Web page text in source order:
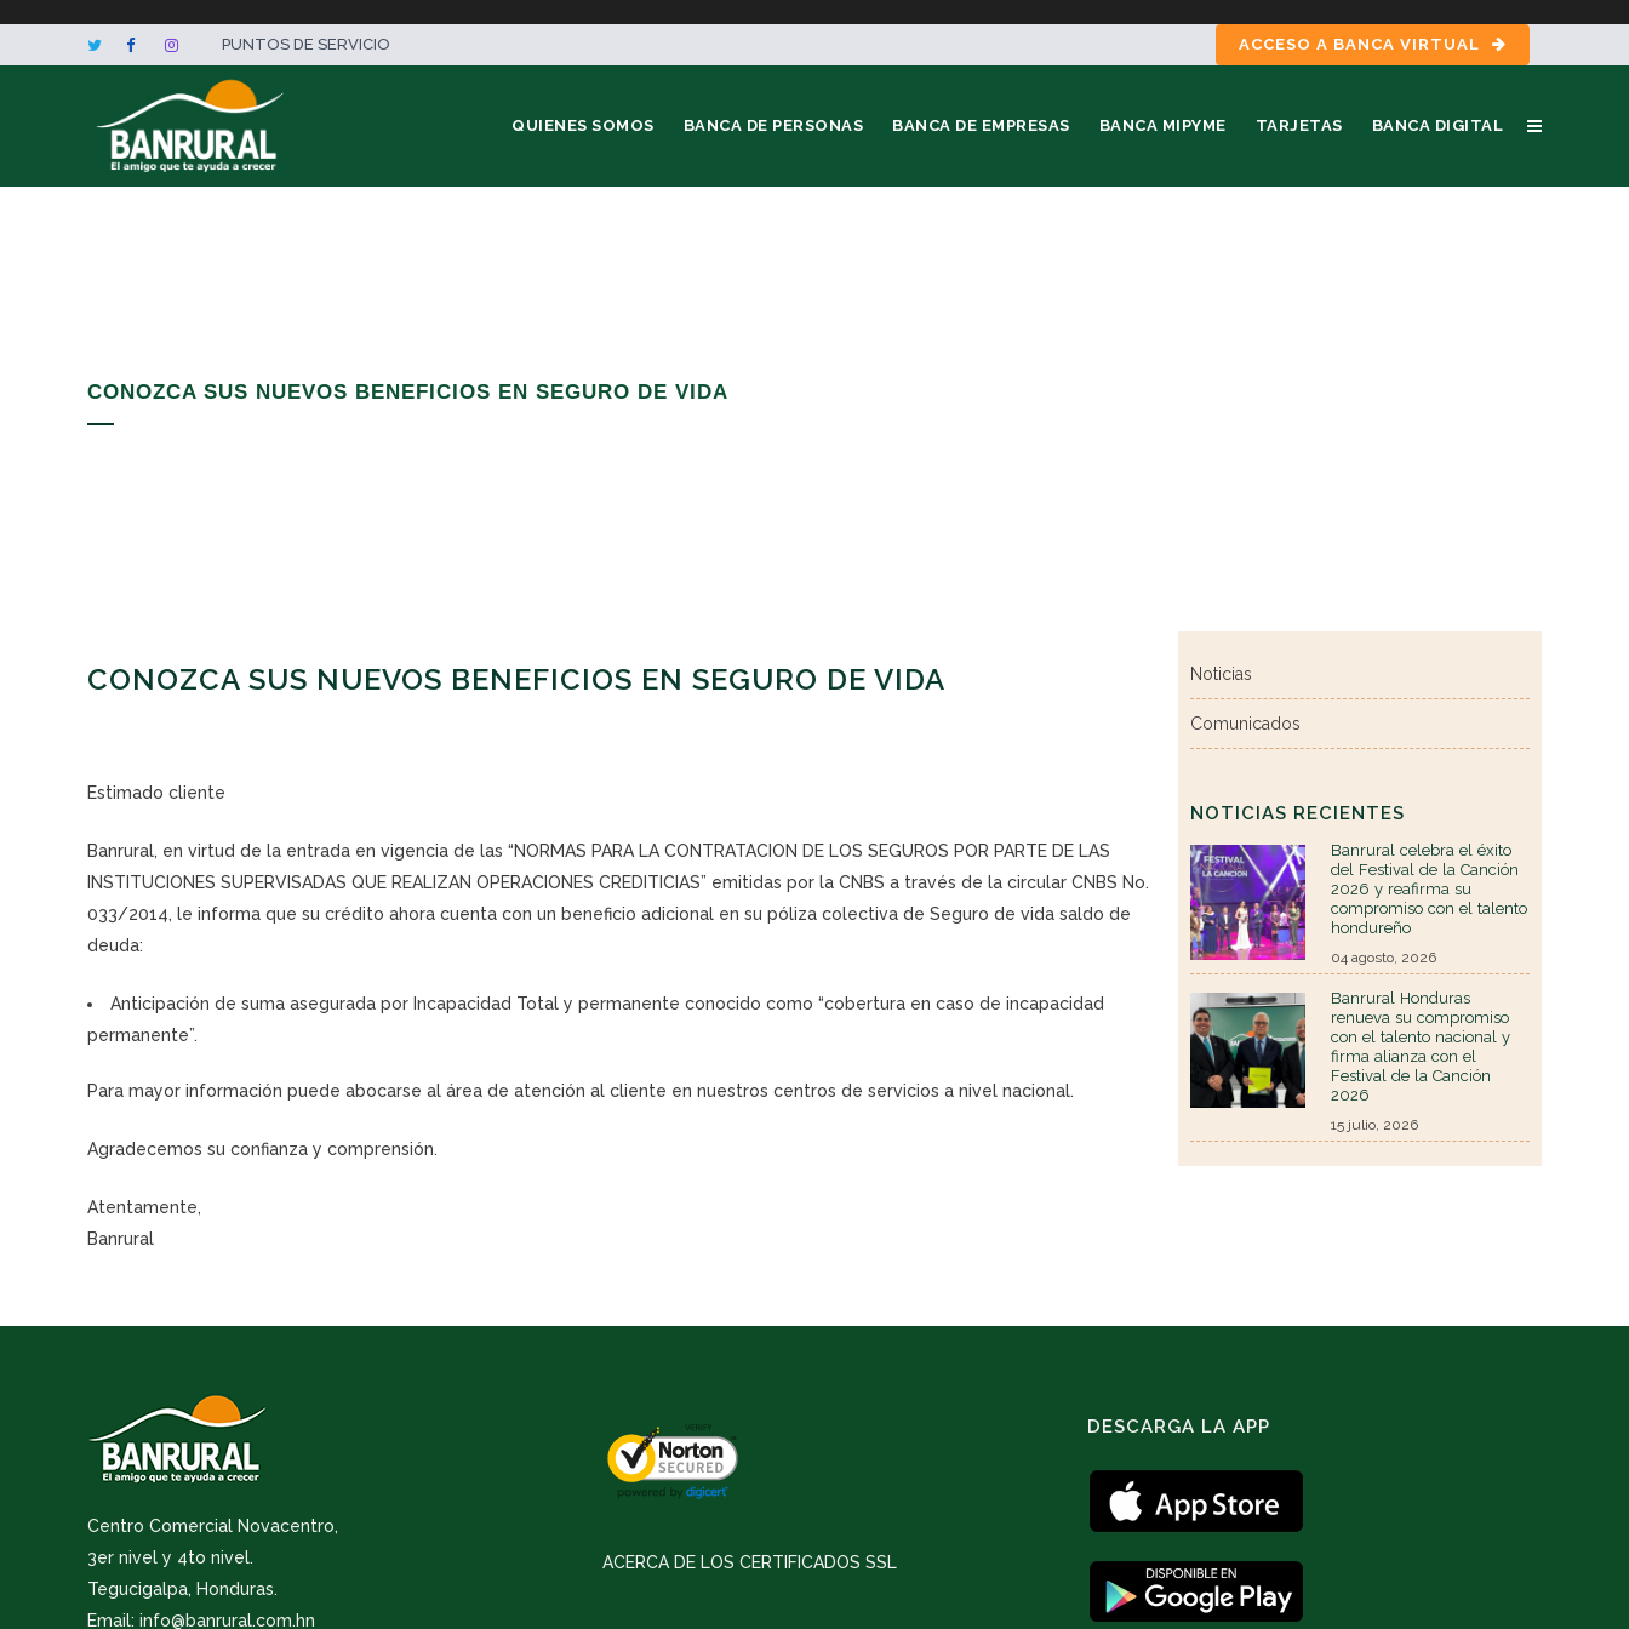
PUNTOS DE SERVICIO ACCESO A BANCA VIRTUAL
QUIENES SOMOS BANCA DE PERSONAS BANCA DE EMPRESAS BANCA MIPYME TARJETAS BANCA DIGITAL
CONOZCA SUS NUEVOS BENEFICIOS EN SEGURO DE VIDA
CONOZCA SUS NUEVOS BENEFICIOS EN SEGURO DE VIDA
Estimado cliente
Banrural, en virtud de la entrada en vigencia de las “NORMAS PARA LA CONTRATACION DE LOS SEGUROS POR PARTE DE LAS
INSTITUCIONES SUPERVISADAS QUE REALIZAN OPERACIONES CREDITICIAS” emitidas por la CNBS a través de la circular CNBS No.
033/2014, le informa que su crédito ahora cuenta con un beneficio adicional en su póliza colectiva de Seguro de vida saldo de
deuda:
Anticipación de suma asegurada por Incapacidad Total y permanente conocido como “cobertura en caso de incapacidad
permanente”.
Para mayor información puede abocarse al área de atención al cliente en nuestros centros de servicios a nivel nacional.
Agradecemos su confianza y comprensión.
Atentamente,
Banrural
Noticias
Comunicados
NOTICIAS RECIENTES
Banrural celebra el éxito
del Festival de la Canción
2026 y reafirma su
compromiso con el talento
hondureño
04 agosto, 2026
Banrural Honduras
renueva su compromiso
con el talento nacional y
firma alianza con el
Festival de la Canción
2026
15 julio, 2026
Centro Comercial Novacentro,
3er nivel y 4to nivel.
Tegucigalpa, Honduras.
Email: info@banrural.com.hn
ACERCA DE LOS CERTIFICADOS SSL
DESCARGA LA APP